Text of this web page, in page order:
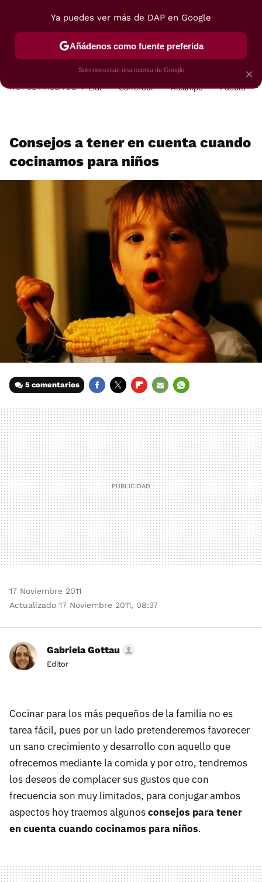
POSTRES VIAJES SELECCIÓN VEGUI
HOY SE HABLA DE Lidl Carrefour Alcampo Pueblo
Consejos a tener en cuenta cuando
cocinamos para niños
5 comentarios
MAIL
17 Noviembre 2011
Actualizado 17 Noviembre 2011, 08:37
Gabriela Gottau
Editor
Cocinar para los más pequeños de la familia no es
tarea fácil, pues por un lado pretenderemos favorecer
un sano crecimiento y desarrollo con aquello que
ofrecemos mediante la comida y por otro, tendremos
los deseos de complacer sus gustos que con
frecuencia son muy limitados, para conjugar ambos
aspectos hoy traemos algunosconsejos para tener
en cuenta cuando cocinamos para niños.
×
Ya puedes ver más de DAP en Google
Añádenos como fuente preferida
Solo necesitas una cuenta de Google